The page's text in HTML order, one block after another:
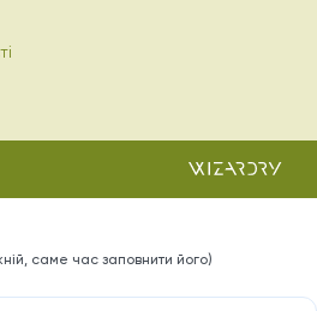
саме час заповнити його)